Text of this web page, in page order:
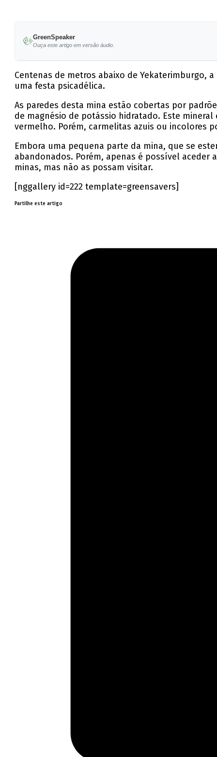
GreenSpeaker
Ouça este artigo em versão áudio.
Centenas de metros abaixo de Yekaterimburgo,
uma festa psicadélica.
As paredes desta mina estão cobertas por
de magnésio de potássio hidratado. Este
vermelho. Porém, carmelitas azuis ou incolores
Embora uma pequena parte da mina, que se
abandonados. Porém, apenas é possível aceder
minas, mas não as possam visitar.
[nggallery id=222 template=greensavers]
Partilhe este artigo